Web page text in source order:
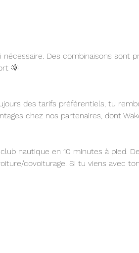
Des combinaisons sont
🌞
des tarifs préférentiels, tu
chez nos partenaires, dont
nautique en 10 minutes à pied.
covoiturage. Si tu viens avec